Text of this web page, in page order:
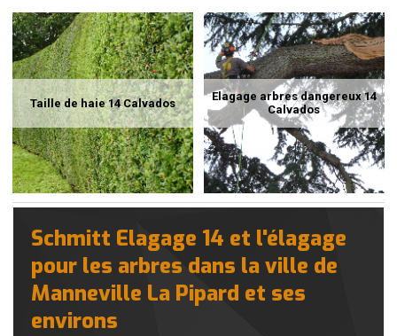
Taille de haie 14 Calvados
Elagage arbres dangereux 14
Calvados
Schmitt Elagage 14 et l'élagage
pour les arbres dans la ville de
Manneville La Pipard et ses
environs